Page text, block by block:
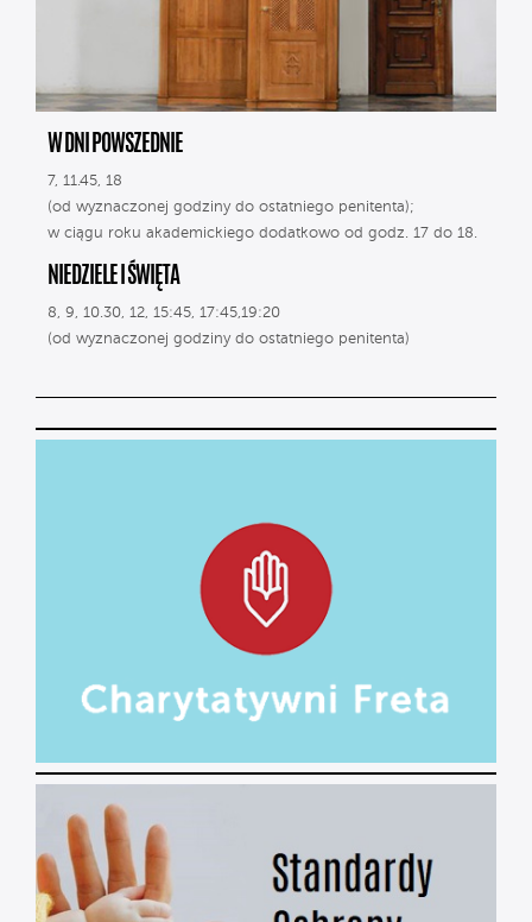
W DNI POWSZEDNIE
7, 11.45, 18
(od wyznaczonej godziny do ostatniego penitenta);
w ciągu roku akademickiego dodatkowo od godz. 17 do 18.
NIEDZIELE I ŚWIĘTA
8, 9, 10.30, 12, 15:45, 17:45,19:20
(od wyznaczonej godziny do ostatniego penitenta)